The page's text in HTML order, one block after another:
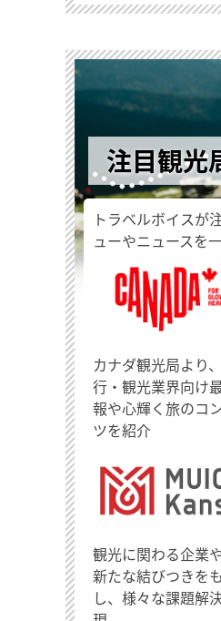
注目観光
トラベルボイスが
ューやニュースを
カナダ観光局より
行・観光業界向け
報や心輝く旅のコ
ツを紹介
観光に関わる企業
新たな結びつきを
し、様々な課題解